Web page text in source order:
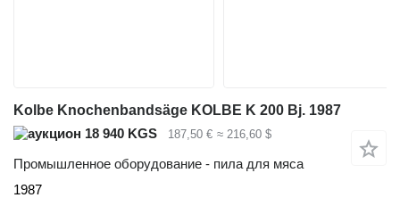
Kolbe Knochenbandsäge KOLBE K 200 Bj. 1987
18 940 KGS
187,50 € ≈ 216,60 $
Промышленное оборудование - пила для мяса
1987